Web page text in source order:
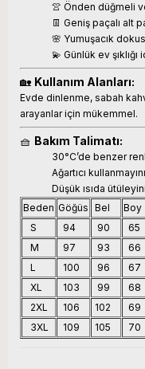
👚 Önden düğmeli
👖 Geniş paçalı alt
🌸 Yumuşacık
💫 Günlük ev
🏡 Kullanım Alanları:
Evde dinlenme, sabah
arayanlar için mükemmel.
🧺 Bakım Talimatı:
30°C’de benzer
Ağartıcı
Düşük ısıda
Beden Göğüs Bel Boy
S
94 90 65
M
97 93 66
L
100 96 67
XL
103 99 68
2XL
106 102 69
3XL
109 105 70